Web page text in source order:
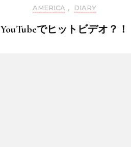
AMERICA , DIARY
YouTubeでヒットビデオ？！